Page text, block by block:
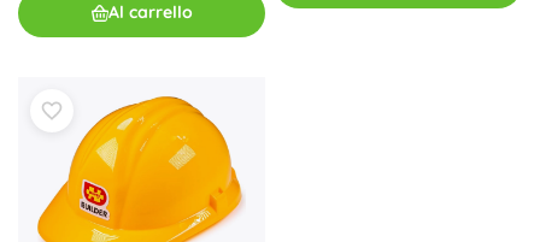
Al carrello